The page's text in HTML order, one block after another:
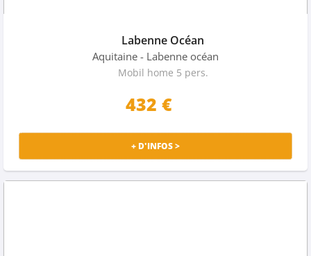
Labenne Océan
Aquitaine - Labenne océan
Mobil home 5 pers.
432 €
+ D'INFOS >